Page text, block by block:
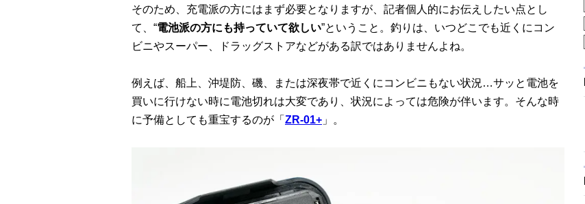
そのため、充電派の方にはまず必要となりますが、記者個人的にお伝えしたい点とし
て、“電池派の方にも持っていて欲しい”ということ。釣りは、いつどこでも近くにコン
ビニやスーパー、ドラッグストアなどがある訳ではありませんよね。
例えば、船上、沖堤防、磯、または深夜帯で近くにコンビニもない状況…サッと電池を
買いに行けない時に電池切れは大変であり、状況によっては危険が伴います。そんな時
に予備としても重宝するのが「 ZR-01+ 」。